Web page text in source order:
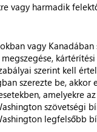
vagy harmadik
vagy
szerint kell
szerezte be,
amelyekre
szövetségi
legfelsőbb